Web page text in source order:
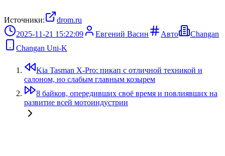
Источники:
drom.ru
2025-11-21 15:22:09
Евгений Васин Авто
Changan
Changan Uni-K
Kia Tasman X-Pro: пикап с отличной техникой и
салоном, но слабым главным козырем
8 байков, опередивших своё время и повлиявших на
развитие всей мотоиндустрии